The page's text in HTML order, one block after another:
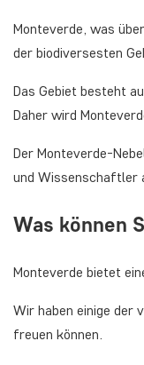
Monteverde, was
der biodiversesten
Das Gebiet besteht
Daher wird
Der Monteverde-
und Wissenschaftler
Was können
Monteverde bietet
Wir haben einige der
freuen können.